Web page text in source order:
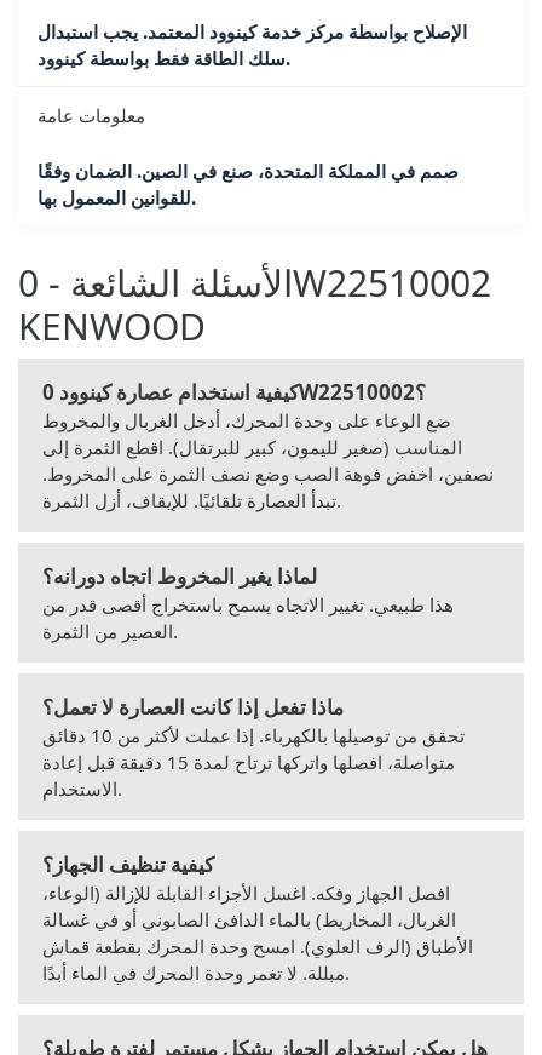
الإصلاح بواسطة مركز خدمة كينوود المعتمد. يجب استبدال
سلك الطاقة فقط بواسطة كينوود.
معلومات عامة
صمم في المملكة المتحدة، صنع في الصين. الضمان وفقًا
للقوانين المعمول بها.
الأسئلة الشائعة - 0W22510002
KENWOOD
كيفية استخدام عصارة كينوود 0W22510002؟
ضع الوعاء على وحدة المحرك، أدخل الغربال والمخروط
المناسب (صغير لليمون، كبير للبرتقال). اقطع الثمرة إلى
نصفين، اخفض فوهة الصب وضع نصف الثمرة على المخروط.
تبدأ العصارة تلقائيًا. للإيقاف، أزل الثمرة.
لماذا يغير المخروط اتجاه دورانه؟
هذا طبيعي. تغيير الاتجاه يسمح باستخراج أقصى قدر من
العصير من الثمرة.
ماذا تفعل إذا كانت العصارة لا تعمل؟
تحقق من توصيلها بالكهرباء. إذا عملت لأكثر من 10 دقائق
متواصلة، افصلها واتركها ترتاح لمدة 15 دقيقة قبل إعادة
الاستخدام.
كيفية تنظيف الجهاز؟
افصل الجهاز وفكه. اغسل الأجزاء القابلة للإزالة (الوعاء،
الغربال، المخاريط) بالماء الدافئ الصابوني أو في غسالة
الأطباق (الرف العلوي). امسح وحدة المحرك بقطعة قماش
مبللة. لا تغمر وحدة المحرك في الماء أبدًا.
هل يمكن استخدام الجهاز بشكل مستمر لفترة طويلة؟